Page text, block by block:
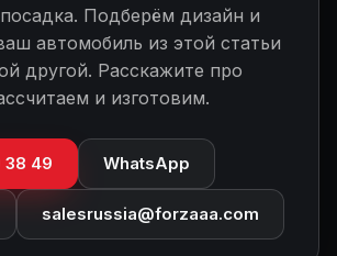
Подберём дизайн и
автомобиль из этой статьи
другой. Расскажите про
и изготовим.
38 49 WhatsApp
salesrussia@forzaaa.com